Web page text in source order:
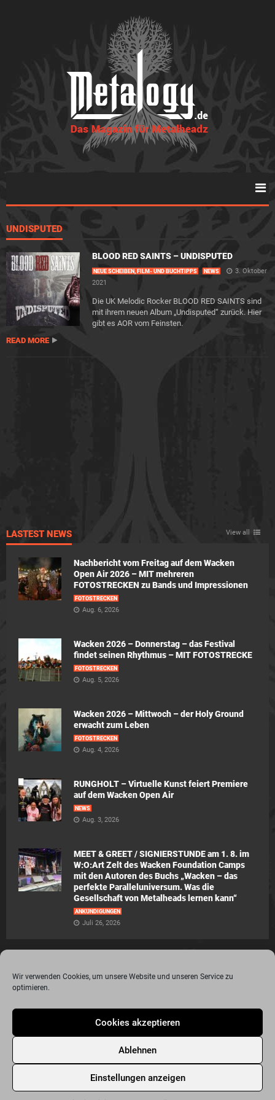
Wir verwenden Cookies, um unsere Website und unseren Service zu
optimieren.
Cookies akzeptieren
Ablehnen
Einstellungen anzeigen
UNDISPUTED
BLOOD RED SAINTS – UNDISPUTED
NEUE SCHEIBEN, FILM- UND BUCHTIPPS NEWS
3. Oktober
2021
Die UK Melodic Rocker BLOOD RED SAINTS sind
mit ihrem neuen Album „Undisputed“ zurück. Hier
gibt es AOR vom Feinsten.
READ MORE
LASTEST NEWS View all
Nachbericht vom Freitag auf dem Wacken
Open Air 2026 – MIT mehreren
FOTOSTRECKEN zu Bands und Impressionen
FOTOSTRECKEN
Aug. 6, 2026
Wacken 2026 – Donnerstag – das Festival
findet seinen Rhythmus – MIT FOTOSTRECKE
FOTOSTRECKEN
Aug. 5, 2026
Wacken 2026 – Mittwoch – der Holy Ground
erwacht zum Leben
FOTOSTRECKEN
Aug. 4, 2026
RUNGHOLT – Virtuelle Kunst feiert Premiere
auf dem Wacken Open Air
NEWS
Aug. 3, 2026
MEET & GREET / SIGNIERSTUNDE am 1. 8. im
W:O:Art Zelt des Wacken Foundation Camps
mit den Autoren des Buchs „Wacken – das
perfekte Paralleluniversum. Was die
Gesellschaft von Metalheads lernen kann“
ANKÜNDIGUNGEN
Juli 26, 2026
Unterstützung von the surface new media gmbh
Über Metalogy.de – das Magazin für Metalheadz + REVIEWREGELN
Newsletter Anmeldung
Events Freunde
Bandseiten
Metalogy.de – Das etwas andere Metal Magazin